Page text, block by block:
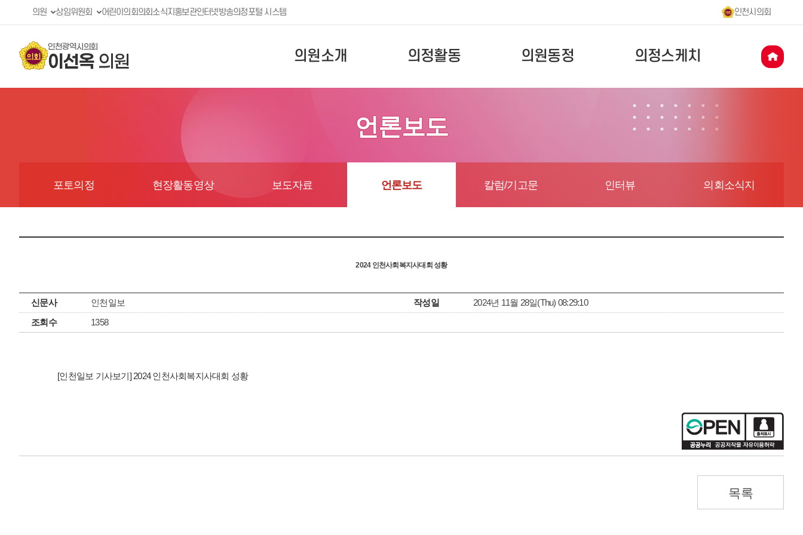
의원 상임위원회 어린이의회의회소식지 홍보관인터넷방송의정포털 시스템 인천시의회
인천광역시의회
이선옥 의원 의원소개 의정활동 의원동정 의정스케치
언론보도
포토의정 현장활동영상 보도자료 언론보도 칼럼/기고문 인터뷰 의회소식지
2024 인천사회복지사대회 성황
신문사 인천일보 작성일
2024년 11월 28일(Thu) 08:29:10
조회수
1358
[인천일보 기사보기] 2024 인천사회복지사대회 성황
목록